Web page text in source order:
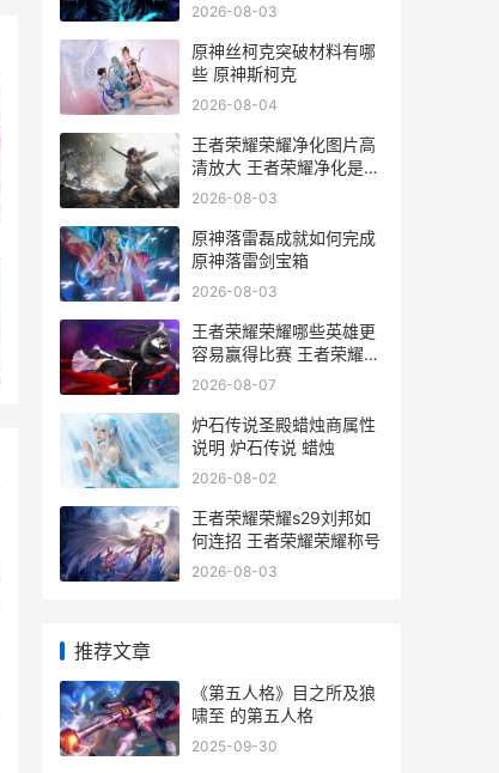
2026-08-03
原神丝柯克突破材料有哪
些 原神斯柯克
2026-08-04
王者荣耀荣耀净化图片高
清放大 王者荣耀净化是什
么意思
2026-08-03
原神落雷磊成就如何完成
原神落雷剑宝箱
2026-08-03
王者荣耀荣耀哪些英雄更
容易赢得比赛 王者荣耀荣
耀哪个区厉害
2026-08-07
炉石传说圣殿蜡烛商属性
说明 炉石传说 蜡烛
2026-08-02
王者荣耀荣耀s29刘邦如
何连招 王者荣耀荣耀称号
2026-08-03
推荐文章
《第五人格》目之所及狼
啸至 的第五人格
2025-09-30